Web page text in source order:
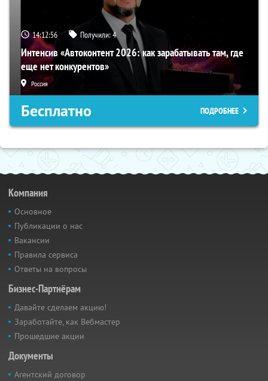
14:12:55 Получили:4
Интенсив «Автоконтент 2026: как зарабатывать там, где
еще нет конкурентов»
Россия
Бесплатно ПОДРОБНЕЕ
Компания
Основное
Публикации о нас
Вакансии
Правила сервиса
Ответы на вопросы
Бизнес-Партнёрам
Давайте сделаем акцию!
Заработайте, как Вебмастер
Прошедшие акции
Документы
Агентский договор